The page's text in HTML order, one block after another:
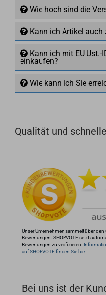
Wie hoch sind die
Kann ich Artikel auch
Kann ich mit EU Ust.-
einkaufen?
Wie kann ich Sie
+49 (0)4281
Qualität und
Unser Unternehmen sammelt über
Bewertungen. SHOPVOTE setzt
Bewertungen zu verifizieren.
auf SHOPVOTE finden Sie hier.
Bei uns ist der